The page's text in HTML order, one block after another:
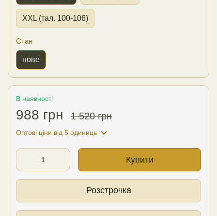
XXL (тал. 100-106)
Стан
нове
В наявності
988 грн 1 520 грн
Оптові ціни від 5 одиниць
Купити
Розстрочка